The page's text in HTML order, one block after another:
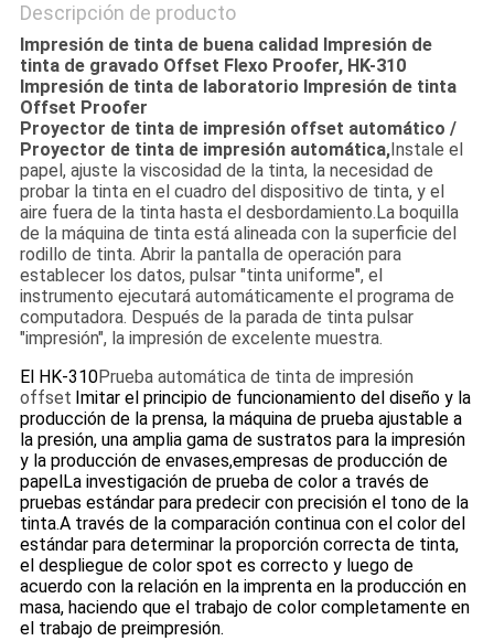
POLICY
Descripción de producto
Impresión de tinta de buena calidad Impresión de
tinta de gravado Offset Flexo Proofer, HK-310
Impresión de tinta de laboratorio Impresión de tinta
Offset Proofer
Proyector de tinta de impresión offset automático /
Proyector de tinta de impresión automática,Instale el
papel, ajuste la viscosidad de la tinta, la necesidad de
probar la tinta en el cuadro del dispositivo de tinta, y el
aire fuera de la tinta hasta el desbordamiento.La boquilla
de la máquina de tinta está alineada con la superficie del
rodillo de tinta. Abrir la pantalla de operación para
establecer los datos, pulsar "tinta uniforme", el
instrumento ejecutará automáticamente el programa de
computadora. Después de la parada de tinta pulsar
"impresión", la impresión de excelente muestra.
El HK-310Prueba automática de tinta de impresión
offset Imitar el principio de funcionamiento del diseño y la
producción de la prensa, la máquina de prueba ajustable a
la presión, una amplia gama de sustratos para la impresión
y la producción de envases,empresas de producción de
papelLa investigación de prueba de color a través de
pruebas estándar para predecir con precisión el tono de la
tinta.A través de la comparación continua con el color del
estándar para determinar la proporción correcta de tinta,
el despliegue de color spot es correcto y luego de
acuerdo con la relación en la imprenta en la producción en
masa, haciendo que el trabajo de color completamente en
el trabajo de preimpresión.